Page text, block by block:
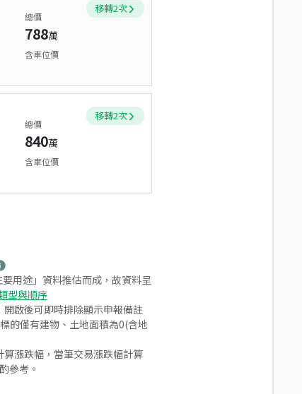
總價
788萬
含車位價
移轉2次
總價
840萬
含車位價
移轉2次
用途」資料推估而成，故資料呈
型與順序
啟後可即時排除顯示申報備註
的僅有建物、土地面積為0(含地
漲跌幅，當筆交易漲跌幅計算
參考。